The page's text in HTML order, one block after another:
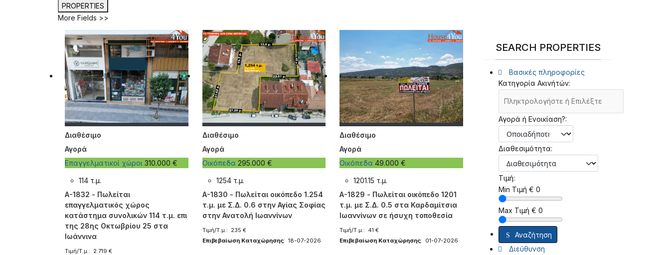
PROPERTIES
More Fields >>
Διαθέσιμο
Αγορά
Επαγγελματικοί χώροι 310.000 €
114 τ.μ.
A-1832 - Πωλείται
επαγγελματικός χώρος
κατάστημα συνολικών 114 τ.μ. επι
της 28ης Οκτωβρίου 25 στα
Ιωάννινα
Τιμή/Τ.μ.: 2.719 €
Διαθέσιμο
Αγορά
Οικόπεδα 295.000 €
1254 τ.μ.
A-1830 - Πωλείται οικόπεδο 1.254
τ.μ. με Σ.Δ. 0.6 στην Αγίας Σοφίας
στην Ανατολή Ιωαννίνων
Τιμή/Τ.μ.: 235 €
Επιβεβαίωση Καταχώρησης: 18-07-2026
Διαθέσιμο
Αγορά
Οικόπεδα49.000 €
1201.15 τ.μ.
A-1829 - Πωλείται οικόπεδο 1201
τ.μ. με Σ.Δ. 0.5 στα Καρδαμίτσια
Ιωαννίνων σε ήσυχη τοποθεσία
Τιμή/Τ.μ.: 41 €
Επιβεβαίωση Καταχώρησης: 01-07-2026
SEARCH PROPERTIES
Βασικές πληροφορίες
Κατηγορία Ακινήτών:
Αγορά ή Ενοικίαση?:
Διαθεσιμότητα:
Τιμή:
Min Τιμή € 0
Max Τιμή € 0
Αναζήτηση
Διεύθυνση